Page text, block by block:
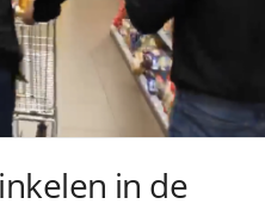
in de